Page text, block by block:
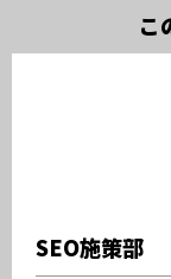
こ
SEO施策部